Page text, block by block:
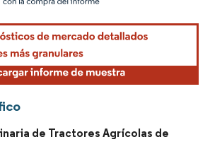
de Tractores Agrícolas de